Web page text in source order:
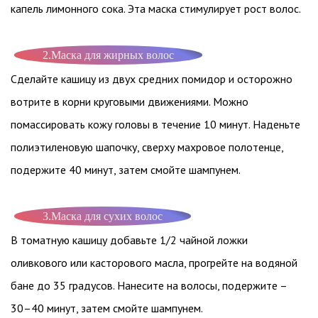
капель лимонного сока. Эта маска стимулирует рост волос.
2.Маска для жирных волос
Сделайте кашицу из двух средних помидор и осторожно
вотрите в корни круговыми движениями. Можно
помассировать кожу головы в течение 10 минут. Наденьте
полиэтиленовую шапочку, сверху махровое полотенце,
подержите 40 минут, затем смойте шампунем.
3.Маска для сухих волос
В томатную кашицу добавьте 1/2 чайной ложки
оливкового или касторового масла, прогрейте на водяной
бане до 35 градусов. Нанесите на волосы, подержите –
30–40 минут, затем смойте шампунем.